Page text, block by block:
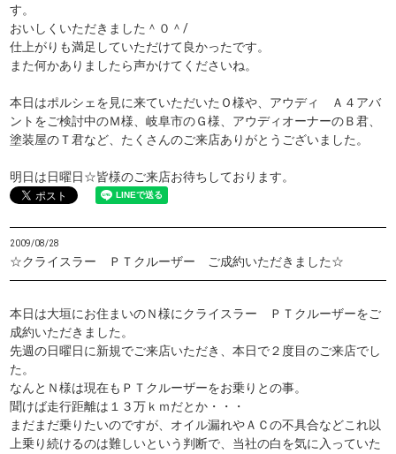
す。
おいしくいただきました＾０＾/
仕上がりも満足していただけて良かったです。
また何かありましたら声かけてくださいね。
本日はポルシェを見に来ていただいたＯ様や、アウディ Ａ４アバ
ントをご検討中のＭ様、岐阜市のＧ様、アウディオーナーのＢ君、
塗装屋のＴ君など、たくさんのご来店ありがとうございました。
明日は日曜日☆皆様のご来店お待ちしております。
2009/08/28
☆クライスラー ＰＴクルーザー ご成約いただきました☆
本日は大垣にお住まいのＮ様にクライスラー ＰＴクルーザーをご
成約いただきました。
先週の日曜日に新規でご来店いただき、本日で２度目のご来店でし
た。
なんとＮ様は現在もＰＴクルーザーをお乗りとの事。
聞けば走行距離は１３万ｋｍだとか・・・
まだまだ乗りたいのですが、オイル漏れやＡＣの不具合などこれ以
上乗り続けるのは難しいという判断で、当社の白を気に入っていた